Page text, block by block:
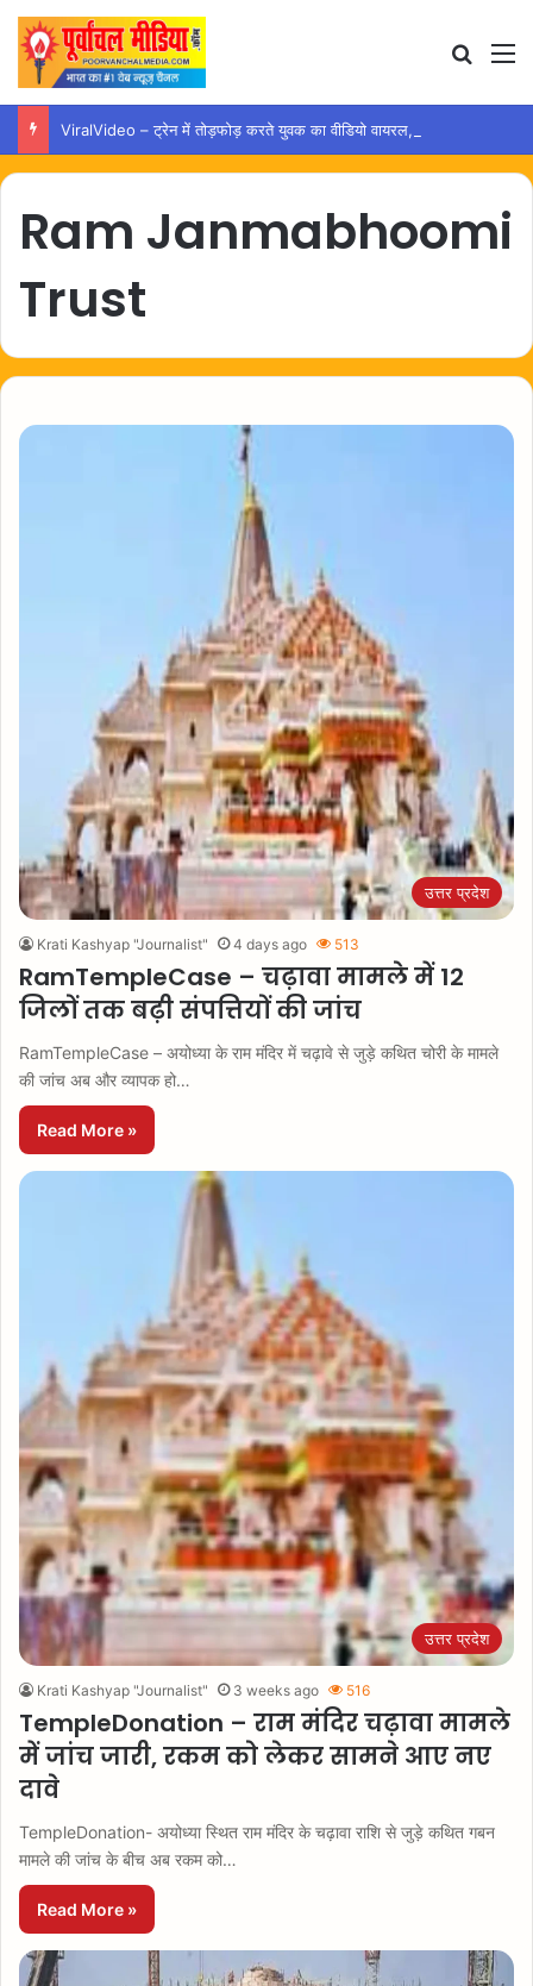
Ram Janmabhoomi
Trust
उत्तर प्रदेश
Krati Kashyap "Journalist" 4 days ago 513
RamTempleCase – चढ़ावा मामले में 12
जिलों तक बढ़ी संपत्तियों की जांच
RamTempleCase – अयोध्या के राम मंदिर में चढ़ावे से जुड़े कथित चोरी के मामले
की जांच अब और व्यापक हो…
Read More »
उत्तर प्रदेश
Krati Kashyap "Journalist" 3 weeks ago 516
TempleDonation – राम मंदिर चढ़ावा मामले
में जांच जारी, रकम को लेकर सामने आए नए
दावे
TempleDonation- अयोध्या स्थित राम मंदिर के चढ़ावा राशि से जुड़े कथित गबन
मामले की जांच के बीच अब रकम को…
Read More »